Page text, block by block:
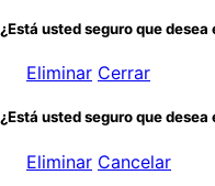
¿Está usted seguro que
Eliminar Cerrar
¿Está usted seguro que
Eliminar Cancelar